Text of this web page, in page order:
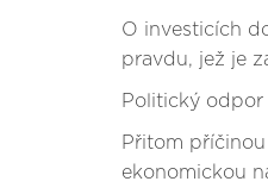
O investicích
pravdu, jež je
Politický
Přitom
ekonomickou